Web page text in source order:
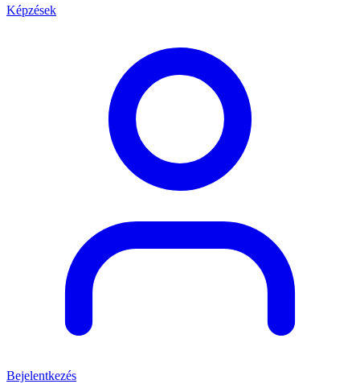
Képzések
Bejelentkezés